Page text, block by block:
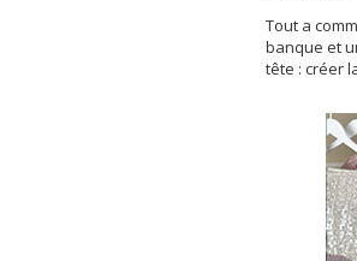
Tout a
banque et
tête : créer